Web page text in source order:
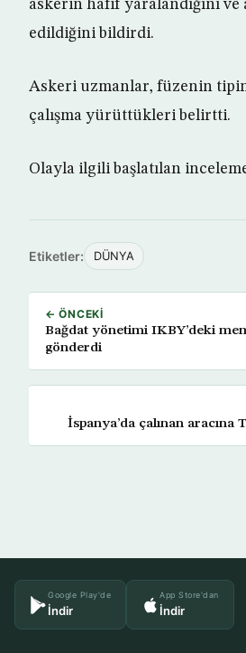
askerin hafif yaralandığını
edildiğini bildirdi.
Askeri uzmanlar, füzenin
çalışma yürüttükleri belirtti.
Olayla ilgili başlatılan
Etiketler: DÜNYA
← ÖNCEKI
Bağdat yönetimi IKBY’deki
gönderdi
İspanya’da çalınan aracına
Google Play'de
İndir
App Store'dan
İndir